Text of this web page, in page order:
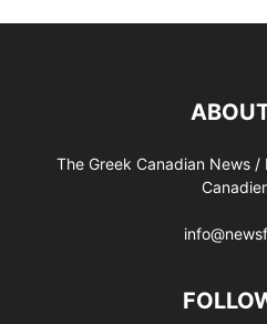
The Greek Canadian News /